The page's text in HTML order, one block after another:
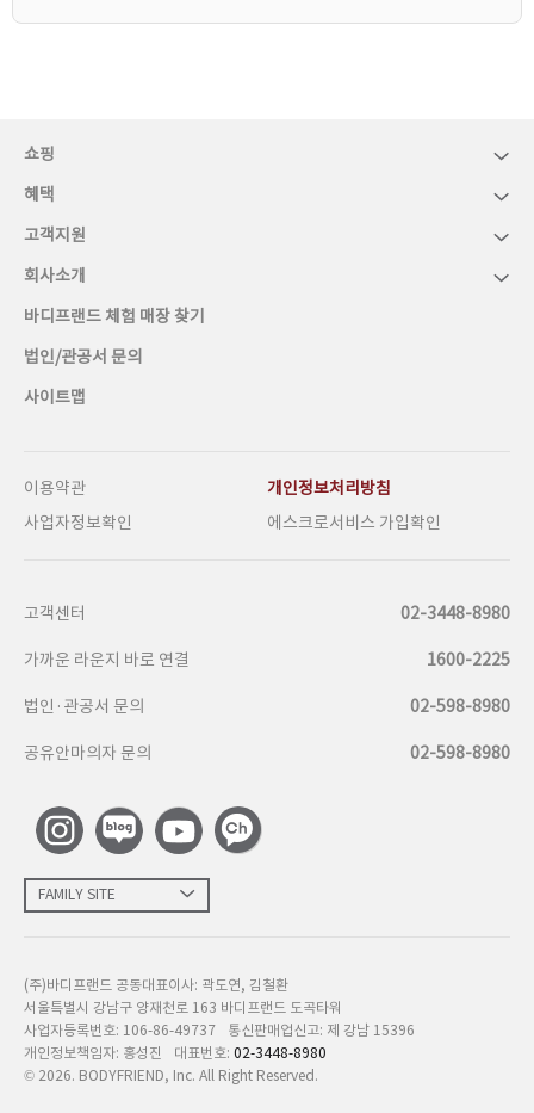
쇼핑
혜택
고객지원
회사소개
바디프랜드 체험 매장 찾기
법인/관공서 문의
사이트맵
이용약관
개인정보처리방침
사업자정보확인
에스크로서비스 가입확인
고객센터 02-3448-8980
가까운 라운지 바로 연결 1600-2225
법인·관공서 문의 02-598-8980
공유안마의자 문의 02-598-8980
FAMILY SITE
(주)바디프랜드 공동대표이사: 곽도연, 김철환
서울특별시 강남구 양재천로 163 바디프랜드 도곡타워
사업자등록번호: 106-86-49737
통신판매업신고: 제 강남 15396
개인정보책임자: 홍성진
대표번호: 02-3448-8980
© 2026. BODYFRIEND, Inc. All Right Reserved.